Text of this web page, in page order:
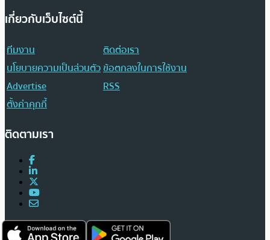
เกี่ยวกับเว็บไซต์นี้
ทีมงาน
ติดต่อเรา
นโยบายความเป็นส่วนตัวข้อตกลงในการใช้งาน
Advertise
RSS
ตั้งค่าคุกกี้
ติดตามเรา